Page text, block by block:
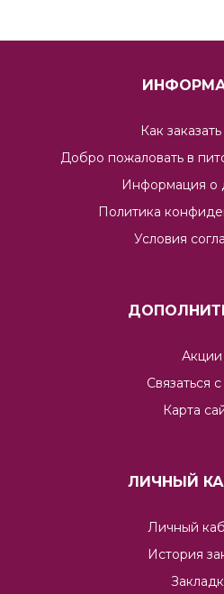
Как
Добро пожаловать в
Информация о
Политика
Условия
Акции
Связаться
Карта
ЛИЧНЫЙ
Личный
История